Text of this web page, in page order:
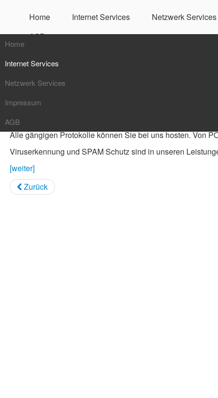
Home Internet Services
Netzwerk Services
AGB
Mailservice w
Hier finden Sie einen Überblick über unsere Mail
Alle gängigen Protokolle können Sie bei uns hosten. Von
Viruserkennung und SPAM Schutz sind in unseren
[weiter]
Zurück
Home
Internet Services
Mailservice
Webservice
DNS Service
Server Hosting
Netzwerk Services
Netzwerküberwachung
NAS / SAN
VOIP
Impressum
AGB